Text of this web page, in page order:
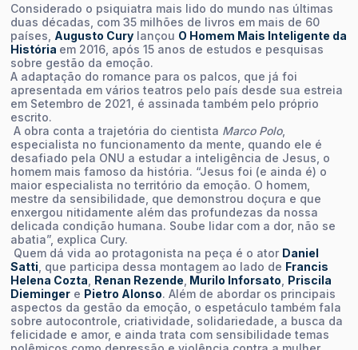
Considerado o psiquiatra mais lido do mundo nas últimas
duas décadas, com 35 milhões de livros em mais de 60
países, Augusto Cury lançou O Homem Mais Inteligente da
História em 2016, após 15 anos de estudos e pesquisas
sobre gestão da emoção.
A adaptação do romance para os palcos, que já foi
apresentada em vários teatros pelo país desde sua estreia
em Setembro de 2021, é assinada também pelo próprio
escrito.
A obra conta a trajetória do cientista Marco Polo,
especialista no funcionamento da mente, quando ele é
desafiado pela ONU a estudar a inteligência de Jesus, o
homem mais famoso da história. “Jesus foi (e ainda é) o
maior especialista no território da emoção. O homem,
mestre da sensibilidade, que demonstrou doçura e que
enxergou nitidamente além das profundezas da nossa
delicada condição humana. Soube lidar com a dor, não se
abatia”, explica Cury.
Quem dá vida ao protagonista na peça é o ator Daniel
Satti , que participa dessa montagem ao lado de Francis
Helena Cozta Renan Rezende Murilo Inforsato Priscila
Dieminger e Pietro Alonso. Além de abordar os principais
aspectos da gestão da emoção, o espetáculo também fala
sobre autocontrole, criatividade, solidariedade, a busca da
felicidade e amor, e ainda trata com sensibilidade temas